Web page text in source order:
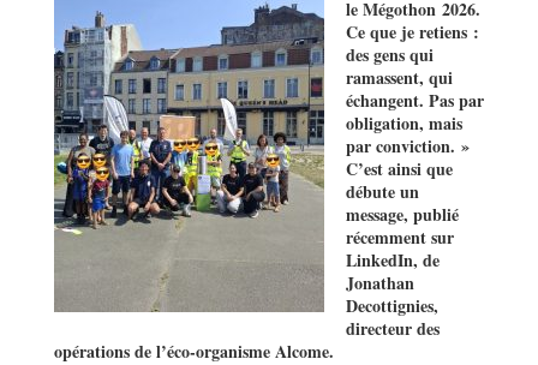
le Mégothon 2026.
Ce que je retiens :
des gens qui
ramassent, qui
échangent. Pas par
obligation, mais
par conviction. »
C’est ainsi que
débute un
message, publié
récemment sur
LinkedIn, de
Jonathan
Decottignies,
directeur des
opérations de l’éco-organisme Alcome.